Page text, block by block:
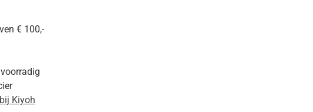
€ 100,-
Kiyoh